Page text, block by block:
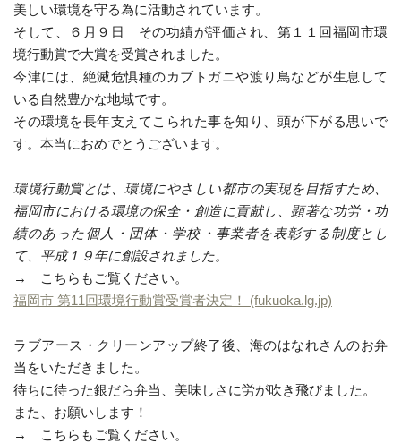
美しい環境を守る為に活動されています。
そして、６月９日 その功績が評価され、第１１回福岡市環
境行動賞で大賞を受賞されました。
今津には、絶滅危惧種のカブトガニや渡り鳥などが生息して
いる自然豊かな地域です。
その環境を長年支えてこられた事を知り、頭が下がる思いで
す。本当におめでとうございます。
環境行動賞とは、環境にやさしい都市の実現を目指すため、
福岡市における環境の保全・創造に貢献し、顕著な功労・功
績のあった個人・団体・学校・事業者を表彰する制度とし
て、平成１９年に創設されました。
→ こちらもご覧ください。
福岡市 第11回環境行動賞受賞者決定！ (fukuoka.lg.jp)
ラブアース・クリーンアップ終了後、海のはなれさんのお弁
当をいただきました。
待ちに待った銀だら弁当、美味しさに労が吹き飛びました。
また、お願いします！
→ こちらもご覧ください。